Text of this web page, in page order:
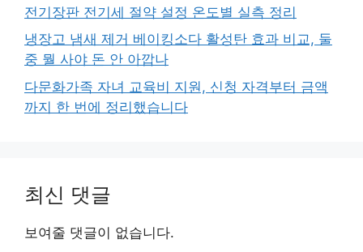
전기장판 전기세 절약 설정 온도별 실측 정리
냉장고 냄새 제거 베이킹소다 활성탄 효과 비교, 둘
중 뭘 사야 돈 안 아깝나
다문화가족 자녀 교육비 지원, 신청 자격부터 금액
까지 한 번에 정리했습니다
최신 댓글
보여줄 댓글이 없습니다.